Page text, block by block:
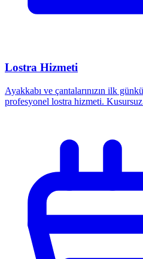
Lostra Hizmeti
Ayakkabı ve çantalarınızın ilk
profesyonel lostra hizmeti.